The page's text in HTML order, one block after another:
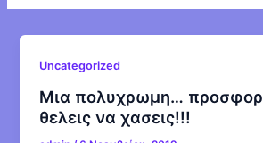
Uncategorized
Mια πολυχρωμη…
θελεις να χασεις!!!